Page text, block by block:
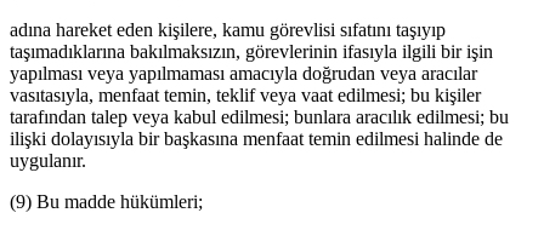
adına hareket eden kişilere, kamu görevlisi sıfatını taşıyıp
taşımadıklarına bakılmaksızın, görevlerinin ifasıyla ilgili bir işin
yapılması veya yapılmaması amacıyla doğrudan veya aracılar
vasıtasıyla, menfaat temin, teklif veya vaat edilmesi; bu kişiler
tarafından talep veya kabul edilmesi; bunlara aracılık edilmesi; bu
ilişki dolayısıyla bir başkasına menfaat temin edilmesi halinde de
uygulanır.
(9) Bu madde hükümleri;